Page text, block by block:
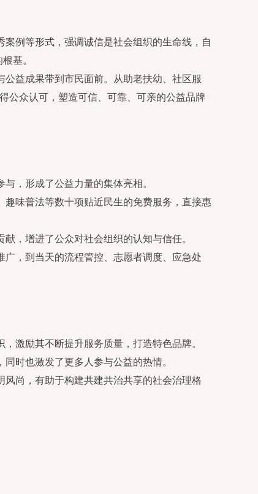
例等形式，强调诚信是社会组织的生命线，自
基。
益成果带到市民面前。从助老扶幼、社区服
公众认可，塑造可信、可靠、可亲的公益品牌
，形成了公益力量的集体亮相。
味普法等数十项贴近民生的免费服务，直接惠
，增进了公众对社会组织的认知与信任。
，到当天的流程管控、志愿者调度、应急处
激励其不断提升服务质量，打造特色品牌。
时也激发了更多人参与公益的热情。
尚，有助于构建共建共治共享的社会治理格